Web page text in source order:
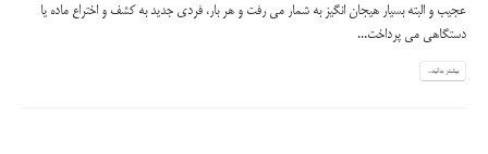
عجیب و البته بسیار هیجان انگیز به شمار می رفت و هر بار، فردی جدید به کشف و اختراع ماده یا
دستگاهی می پرداخت...
بیشتر بدانید...